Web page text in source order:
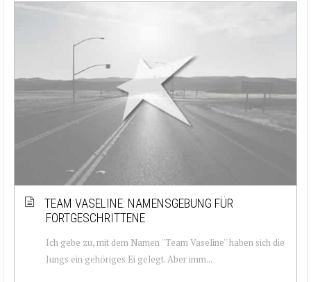
TEAM VASELINE: NAMENSGEBUNG FÜR
FORTGESCHRITTENE
Ich gebe zu, mit dem Namen ''Team Vaseline'' haben sich die
Jungs ein gehöriges Ei gelegt. Aber imm...